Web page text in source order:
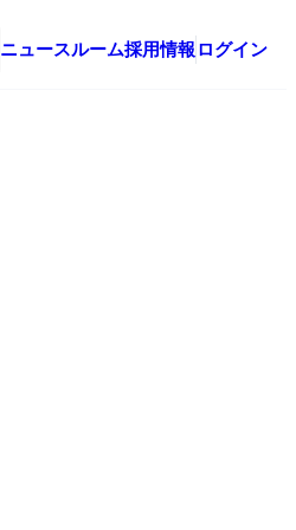
ニュースルーム採用情報 ログイン